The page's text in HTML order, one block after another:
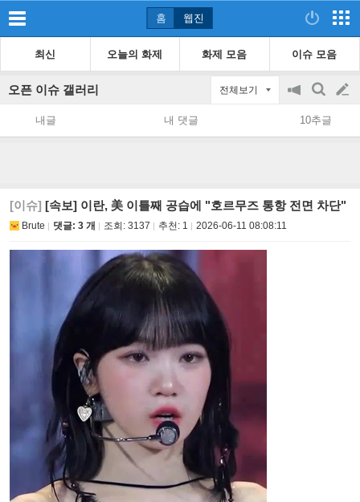
홈 웹진
최신 오늘의 화제 화제 모음 이슈 모음
오픈 이슈 갤러리 전체보기
공
지
on/off
검
색
글
쓰
내글 내 댓글 10추글
[이슈] [속보] 이란, 美 이틀째 공습에 "호르무즈 통항 전면 차단"
Brute 댓글: 3 개 조회: 3137 추천: 1 2026-06-11 08:08:11